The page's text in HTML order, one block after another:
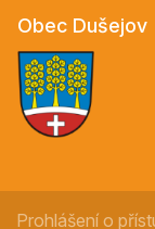
Obec Dušejov
Prohlášení o